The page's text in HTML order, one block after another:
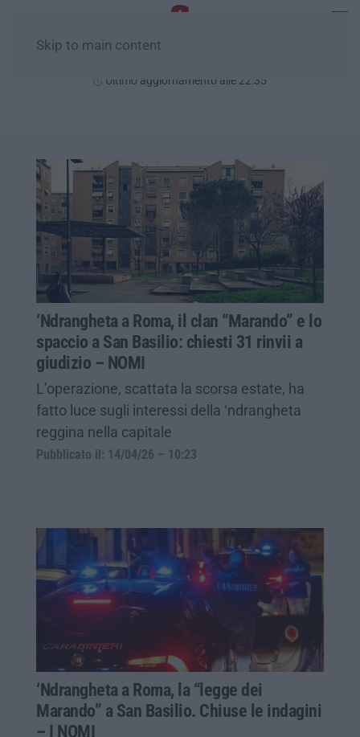
Skip to main content
Ultimo aggiornamento alle 22:35
‘Ndrangheta a Roma, il clan “Marando” e lo
spaccio a San Basilio: chiesti 31 rinvii a
giudizio – NOMI
L’operazione, scattata la scorsa estate, ha
fatto luce sugli interessi della ‘ndrangheta
reggina nella capitale
Pubblicato il: 14/04/26 – 10:23
‘Ndrangheta a Roma, la “legge dei
Marando” a San Basilio. Chiuse le indagini
– I NOMI